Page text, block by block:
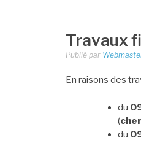
Travaux
Publié par
En raisons des
du
(
du